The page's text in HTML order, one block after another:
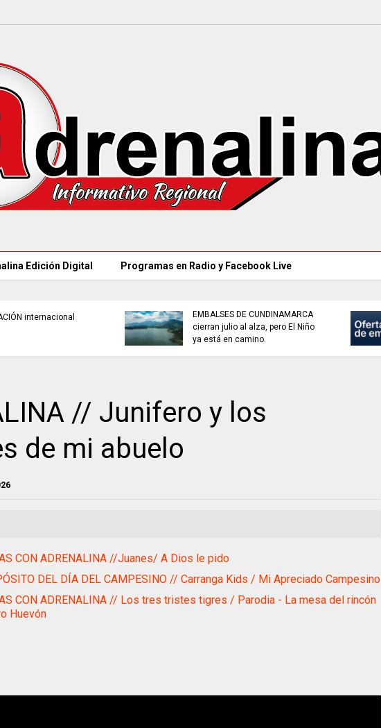
Edición Digital Programas en Radio y Facebook Live
MIERCOLES DE REFLEXIÓN
adultos y adultos mayores
avanzan en sus procesos de
alfabetización.
// Junifero y los
de mi abuelo
CON ADRENALINA //Juanes/ A Dios le pido
DEL DÍA DEL CAMPESINO // Carranga Kids / Mi Apreciado Campesino
CON ADRENALINA // Los tres tristes tigres / Parodia - La mesa del rincón
Huevón